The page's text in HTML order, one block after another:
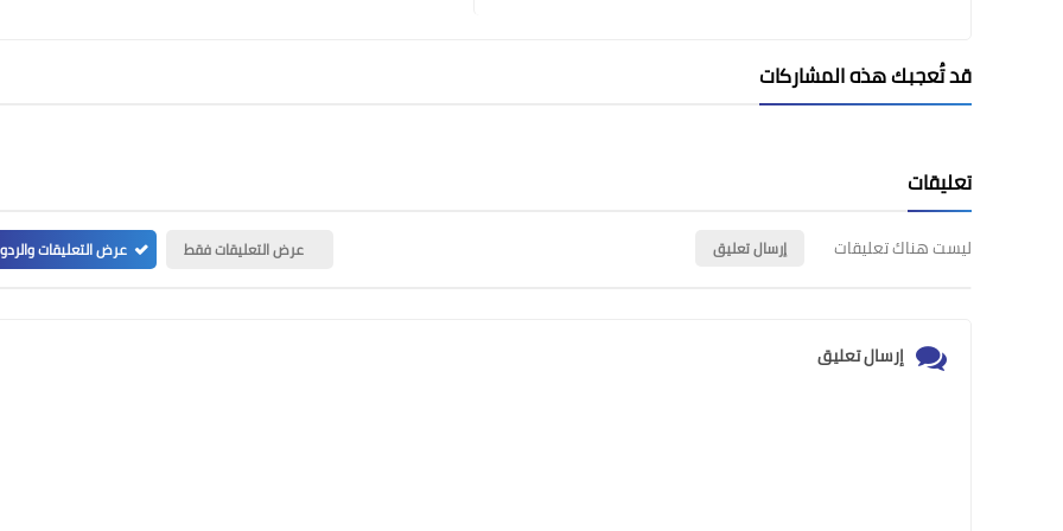
قد تُعجبك هذه المشاركات
تعليقات
ليست هناك تعليقات إرسال تعليق عرض التعليقات فقط عرض التعليقات
إرسال تعليق